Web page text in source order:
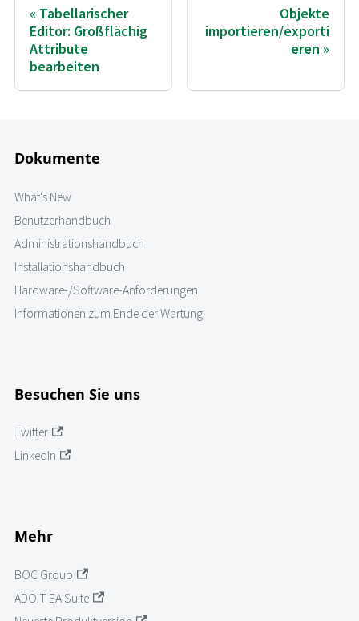
Tabellarischer
Editor: Großflächig
Attribute
bearbeiten
Objekte
importieren/exporti
eren
Dokumente
What's New
Benutzerhandbuch
Administrationshandbuch
Installationshandbuch
Hardware-/Software-Anforderungen
Informationen zum Ende der Wartung
Besuchen Sie uns
Twitter
LinkedIn
Mehr
BOC Group
ADOIT EA Suite